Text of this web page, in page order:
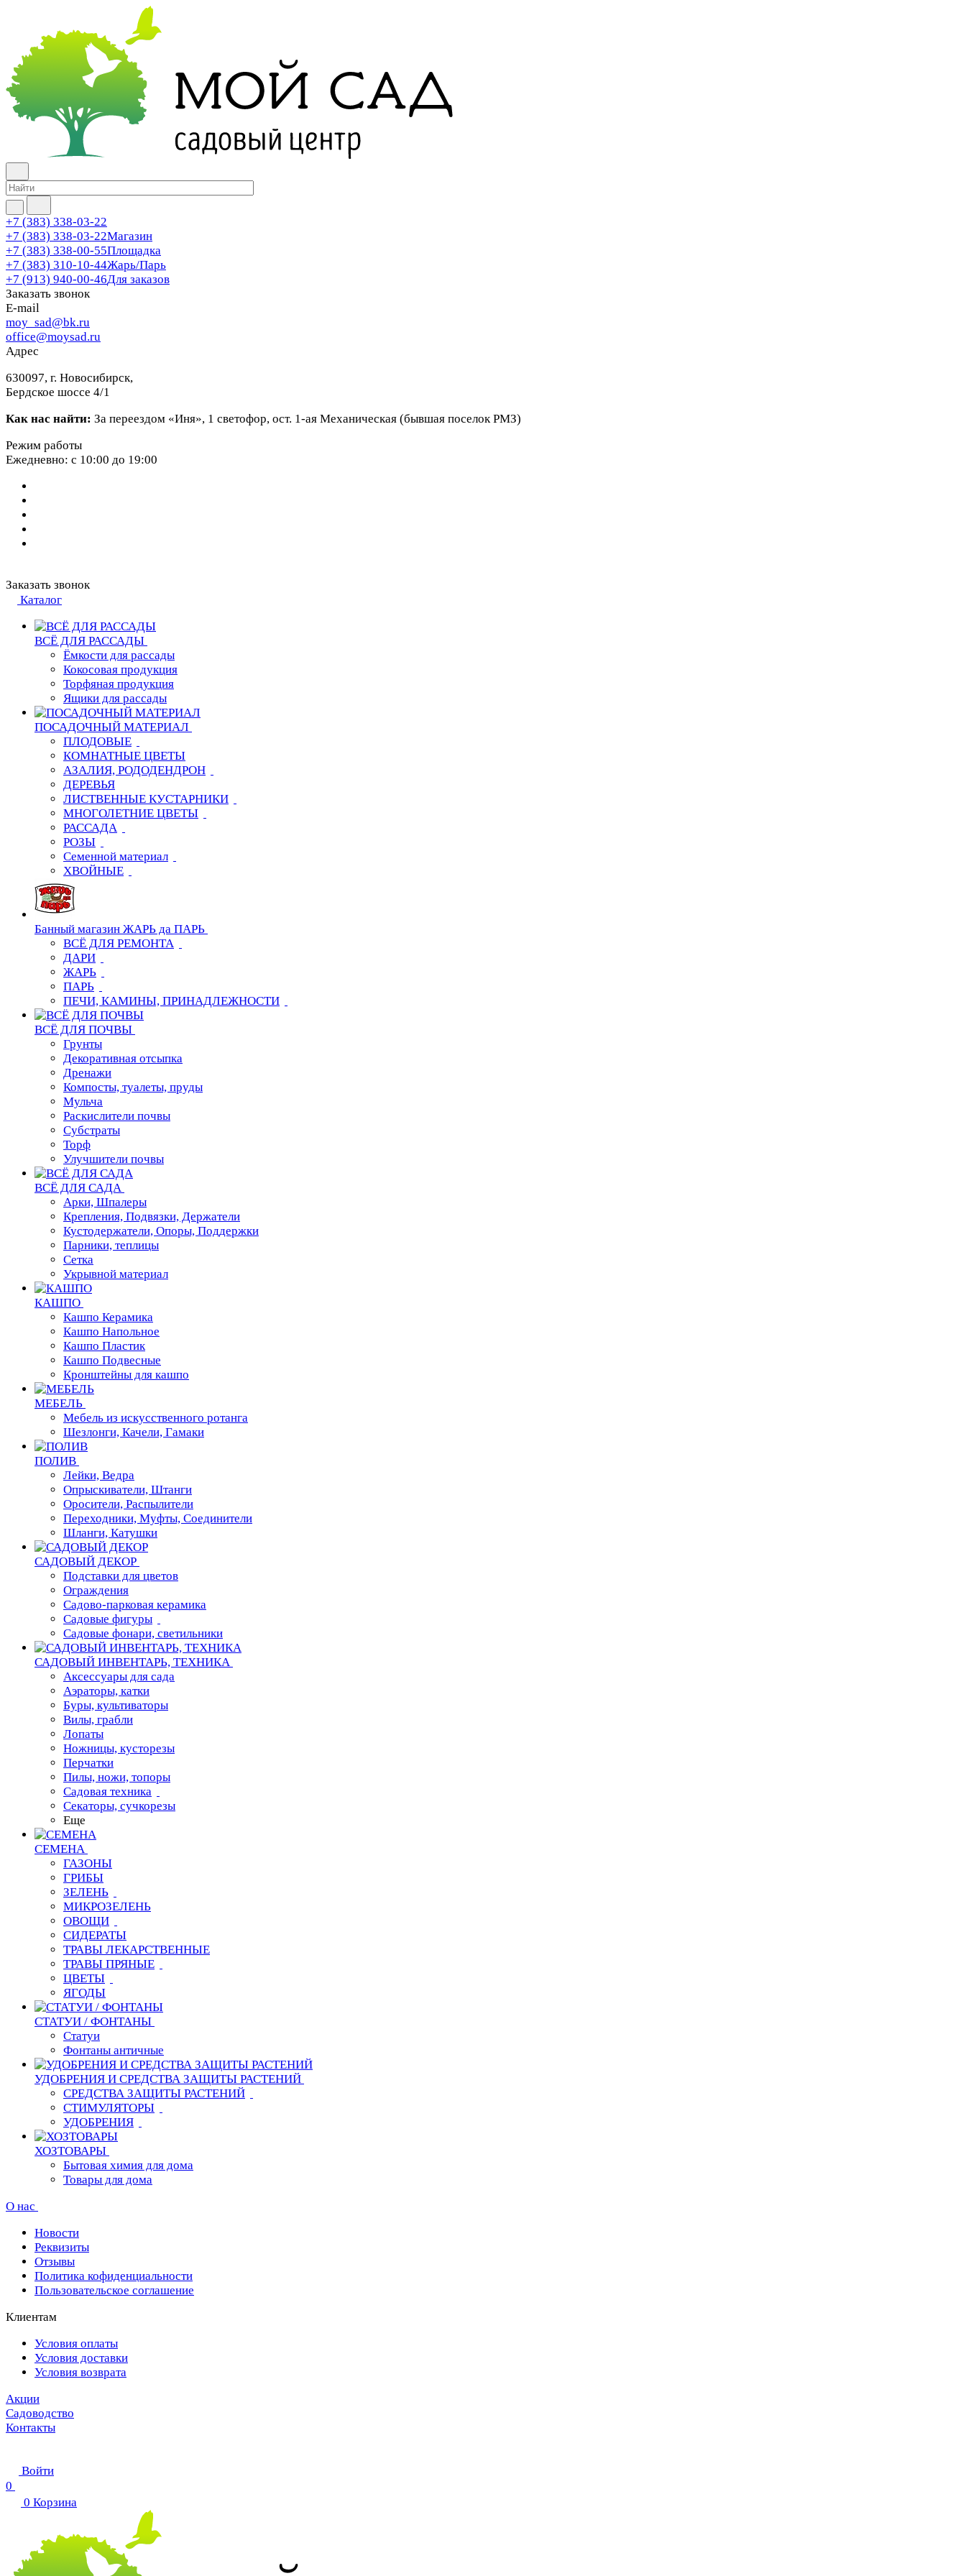
+7 (383) 338-03-22
+7 (383) 338-03-22Магазин
+7 (383) 338-00-55Площадка
+7 (383) 310-10-44Жарь/Парь
+7 (913) 940-00-46Для заказов
Заказать звонок
E-mail
moy_sad@bk.ru
office@moysad.ru
Адрес
630097, г. Новосибирск,
Бердское шоссе 4/1
Как нас найти: За переездом «Иня», 1 светофор, ост. 1-ая Механическая (бывшая поселок РМЗ)
Режим работы
Ежедневно: с 10:00 до 19:00
Заказать звонок
Каталог
ВСЁ ДЛЯ РАССАДЫ
Ёмкости для рассады
Кокосовая продукция
Торфяная продукция
Ящики для рассады
ПОСАДОЧНЫЙ МАТЕРИАЛ
ПЛОДОВЫЕ
КОМНАТНЫЕ ЦВЕТЫ
АЗАЛИЯ, РОДОДЕНДРОН
ДЕРЕВЬЯ
ЛИСТВЕННЫЕ КУСТАРНИКИ
МНОГОЛЕТНИЕ ЦВЕТЫ
РАССАДА
РОЗЫ
Семенной материал
ХВОЙНЫЕ
Банный магазин ЖАРЬ да ПАРЬ
ВСЁ ДЛЯ РЕМОНТА
ДАРИ
ЖАРЬ
ПАРЬ
ПЕЧИ, КАМИНЫ, ПРИНАДЛЕЖНОСТИ
ВСЁ ДЛЯ ПОЧВЫ
Грунты
Декоративная отсыпка
Дренажи
Компосты, туалеты, пруды
Мульча
Раскислители почвы
Субстраты
Торф
Улучшители почвы
ВСЁ ДЛЯ САДА
Арки, Шпалеры
Крепления, Подвязки, Держатели
Кустодержатели, Опоры, Поддержки
Парники, теплицы
Сетка
Укрывной материал
КАШПО
Кашпо Керамика
Кашпо Напольное
Кашпо Пластик
Кашпо Подвесные
Кронштейны для кашпо
МЕБЕЛЬ
Мебель из искусственного ротанга
Шезлонги, Качели, Гамаки
ПОЛИВ
Лейки, Ведра
Опрыскиватели, Штанги
Оросители, Распылители
Переходники, Муфты, Соединители
Шланги, Катушки
САДОВЫЙ ДЕКОР
Подставки для цветов
Ограждения
Садово-парковая керамика
Садовые фигуры
Садовые фонари, светильники
САДОВЫЙ ИНВЕНТАРЬ, ТЕХНИКА
Аксессуары для сада
Аэраторы, катки
Буры, культиваторы
Вилы, грабли
Лопаты
Ножницы, кусторезы
Перчатки
Пилы, ножи, топоры
Садовая техника
Секаторы, сучкорезы
Еще
СЕМЕНА
ГАЗОНЫ
ГРИБЫ
ЗЕЛЕНЬ
МИКРОЗЕЛЕНЬ
ОВОЩИ
СИДЕРАТЫ
ТРАВЫ ЛЕКАРСТВЕННЫЕ
ТРАВЫ ПРЯНЫЕ
ЦВЕТЫ
ЯГОДЫ
СТАТУИ / ФОНТАНЫ
Статуи
Фонтаны античные
УДОБРЕНИЯ И СРЕДСТВА ЗАЩИТЫ РАСТЕНИЙ
СРЕДСТВА ЗАЩИТЫ РАСТЕНИЙ
СТИМУЛЯТОРЫ
УДОБРЕНИЯ
ХОЗТОВАРЫ
Бытовая химия для дома
Товары для дома
О нас
Новости
Реквизиты
Отзывы
Политика кофиденциальности
Пользовательское соглашение
Клиентам
Условия оплаты
Условия доставки
Условия возврата
Акции
Садоводство
Контакты
Войти
0
0 Корзина